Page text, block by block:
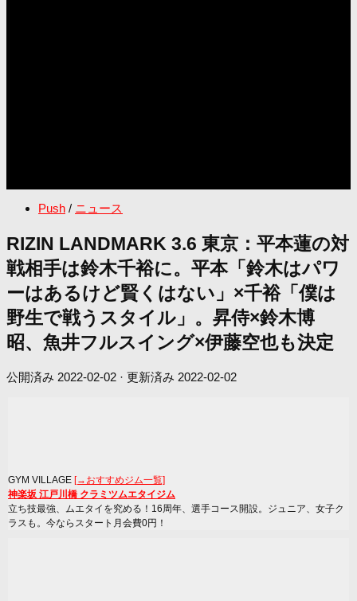
Push / ニュース
RIZIN LANDMARK 3.6 東京：平本蓮の対
戦相手は鈴木千裕に。平本「鈴木はパワ
ーはあるけど賢くはない」×千裕「僕は
野生で戦うスタイル」。昇侍×鈴木博
昭、魚井フルスイング×伊藤空也も決定
公開済み 2022-02-02 · 更新済み 2022-02-02
GYM VILLAGE [→おすすめジム一覧]
神楽坂 江戸川橋 クラミツムエタイジム
立ち技最強、ムエタイを究める！16周年、選手コース開設。ジュニア、女子ク
ラスも。今ならスタート月会費0円！